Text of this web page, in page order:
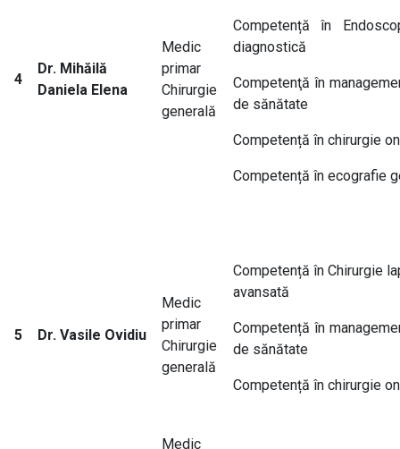
4
Dr. Mihăilă
Daniela Elena
Medic
primar
Chirurgie
generală
Competență în
diagnostică
Competenţă în
de sănătate
Competență în chirurgie
Competență în ecografie
5 Dr. Vasile Ovidiu
Medic
primar
Chirurgie
generală
Competență în Chirurgie
avansată
Competență în
de sănătate
Competență în chirurgie
Medic